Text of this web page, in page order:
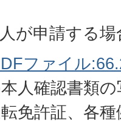
が申請する場
ファイル
人確認書類
免許証、各